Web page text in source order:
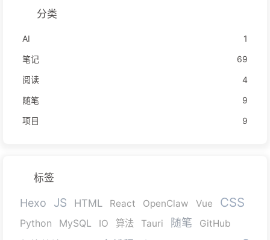
分类
AI
1
笔记
69
阅读
4
随笔
9
项目
9
标签
Hexo JS HTML React OpenClaw Vue CSS
Python MySQL IO 算法 Tauri 随笔 GitHub